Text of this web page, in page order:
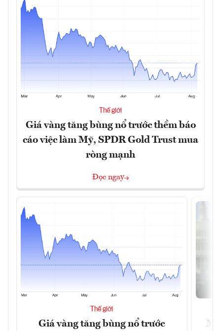
Thế giới
Giá vàng tăng bùng nổ trước thềm báo
cáo việc làm Mỹ, SPDR Gold Trust mua
ròng mạnh
Đọc ngay
Thế giới
Giá vàng tăng bùng nổ trước